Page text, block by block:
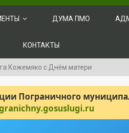
ДУМА ПМО
КОНТАКТЫ
Кожемяко с Днём матери
Пограничного